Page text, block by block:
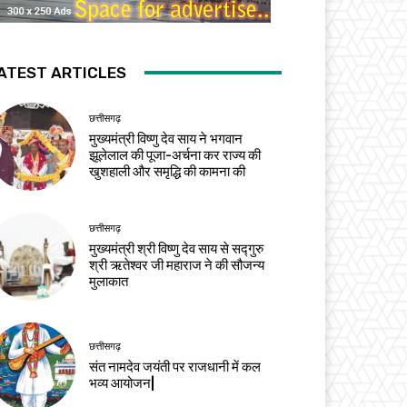
ARTICLES
छत्तीसगढ़
मुख्यमंत्री विष्णु देव साय ने भगवान
झूलेलाल की पूजा-अर्चना कर राज्य की
खुशहाली और समृद्धि की कामना की
छत्तीसगढ़
मुख्यमंत्री श्री विष्णु देव साय से सद्गुरु
श्री ऋतेश्वर जी महाराज ने की सौजन्य
मुलाकात
छत्तीसगढ़
संत नामदेव जयंती पर राजधानी में कल
भव्य आयोजन|